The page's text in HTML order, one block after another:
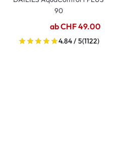
90
ab CHF 49.00
4.84 / 5(1122)